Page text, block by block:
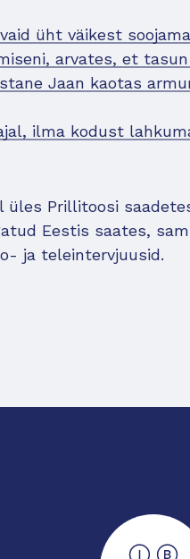
üht väikest
arvates, et
Jaan kaotas
ilma kodust
Prillitoosi
Eestis saates,
ja teleintervjuusid.